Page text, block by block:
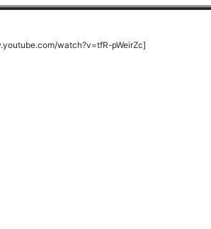
watch?v=tfR-pWeirZc]